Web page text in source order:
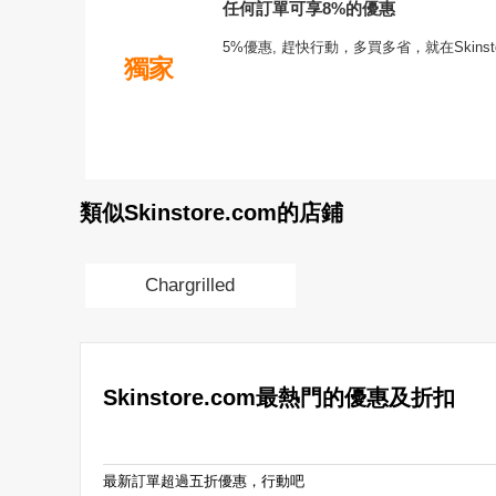
獨家
任何訂單可享8%的優惠
5%優惠, 趕快行動，多買多省，就在
類似Skinstore.com的店鋪
Chargrilled
Skinstore.com最熱門的優惠及折扣
最新訂單超過五折優惠，行動吧